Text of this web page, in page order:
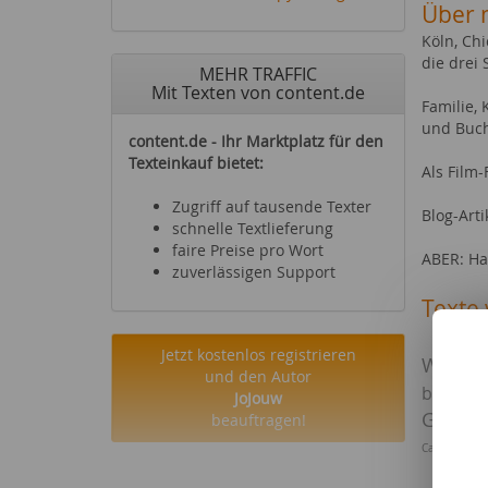
MEHR TRAFFIC
Mit Texten von content.de
content.de - Ihr Marktplatz für den
Texteinkauf bietet:
Zugriff auf tausende Texter
schnelle Textlieferung
faire Preise pro Wort
zuverlässigen Support
Jetzt kostenlos registrieren
und den Autor
JoJouw
beauftragen!
Über
Köln,
die drei
Familie,
und
Als
Blog-
ABER:
Texte
Ein
besten